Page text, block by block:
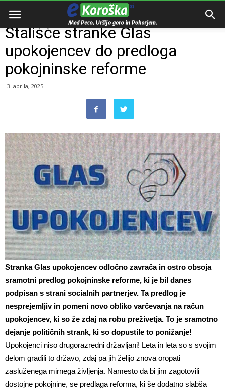
Domov
Stališče stranke Glas
upokojencev do predloga
pokojninske reforme
3. aprila, 2025
Stranka Glas upokojencev odločno zavrača in ostro obsoja
sramotni predlog pokojninske reforme, ki je bil danes
podpisan s strani socialnih partnerjev. Ta predlog je
nesprejemljiv in pomeni novo obliko varčevanja na račun
upokojencev, ki so že zdaj na robu preživetja. To je sramotno
dejanje političnih strank, ki so dopustile to ponižanje!
Upokojenci niso drugorazredni državljani! Leta in leta so s svojim
delom gradili to državo, zdaj pa jih želijo znova oropati
zasluženega mirnega življenja. Namesto da bi jim zagotovili
dostojne pokojnine, se predlaga reforma, ki še dodatno slabša